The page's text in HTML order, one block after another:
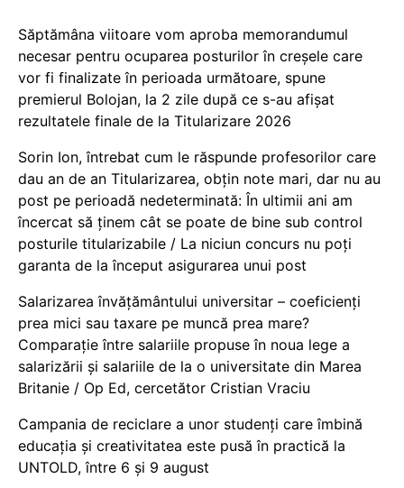
Săptămâna viitoare vom aproba memorandumul
necesar pentru ocuparea posturilor în creșele care
vor fi finalizate în perioada următoare, spune
premierul Bolojan, la 2 zile după ce s-au afișat
rezultatele finale de la Titularizare 2026
Sorin Ion, întrebat cum le răspunde profesorilor care
dau an de an Titularizarea, obțin note mari, dar nu au
post pe perioadă nedeterminată: În ultimii ani am
încercat să ținem cât se poate de bine sub control
posturile titularizabile / La niciun concurs nu poți
garanta de la început asigurarea unui post
Salarizarea învățământului universitar – coeficienți
prea mici sau taxare pe muncă prea mare?
Comparație între salariile propuse în noua lege a
salarizării și salariile de la o universitate din Marea
Britanie / Op Ed, cercetător Cristian Vraciu
Campania de reciclare a unor studenți care îmbină
educația și creativitatea este pusă în practică la
UNTOLD, între 6 și 9 august